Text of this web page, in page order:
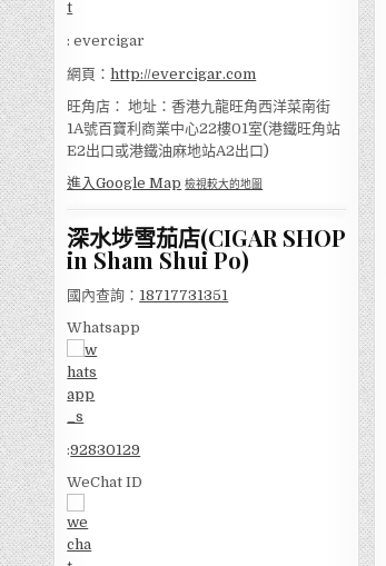
: evercigar
網頁：http://evercigar.com
旺角店： 地址：香港九龍旺角西洋菜南街
1A號百寶利商業中心22樓01室(港鐵旺角站
E2出口或港鐵油麻地站A2出口)
進入Google Map 檢視較大的地圖
深水埗雪茄店(CIGAR SHOP
in Sham Shui Po)
國內查詢： 18717731351
Whatsapp
:92830129
WeChat ID